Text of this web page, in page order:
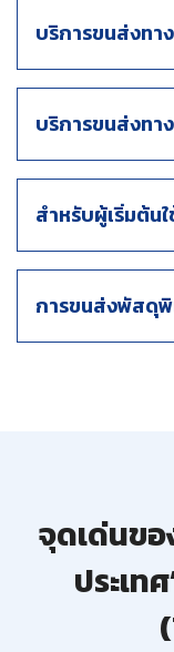
บริการขนส่งทา
บริการขนส่งทาง
สำหรับผู้เริ่มต้น
การขนส่งพัสดุ
จุดเด่นขอ
ประเท